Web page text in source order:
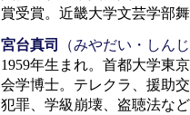
賞受賞。近畿大学文芸学部
宮台真司
（みやだい・しん
1959年生まれ。首都大学東
会学博士。テレクラ、援助
犯罪、学級崩壊、盗聴法な